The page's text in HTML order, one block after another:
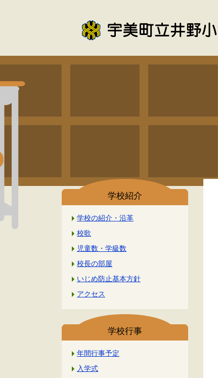
学校紹介
学校の紹介・沿革
校歌
児童数・学級数
校長の部屋
いじめ防止基本方針
アクセス
学校行事
年間行事予定
入学式